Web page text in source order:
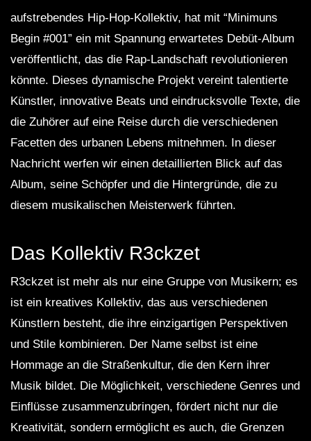
aufstrebendes Hip-Hop-Kollektiv, hat mit “Minimuns
Begin #001” ein mit Spannung erwartetes Debüt-Album
veröffentlicht, das die Rap-Landschaft revolutionieren
könnte. Dieses dynamische Projekt vereint talentierte
Künstler, innovative Beats und eindrucksvolle Texte, die
die Zuhörer auf eine Reise durch die verschiedenen
Facetten des urbanen Lebens mitnehmen. In dieser
Nachricht werfen wir einen detaillierten Blick auf das
Album, seine Schöpfer und die Hintergründe, die zu
diesem musikalischen Meisterwerk führten.
Das Kollektiv R3ckzet
R3ckzet ist mehr als nur eine Gruppe von Musikern; es
ist ein kreatives Kollektiv, das aus verschiedenen
Künstlern besteht, die ihre einzigartigen Perspektiven
und Stile kombinieren. Der Name selbst ist eine
Hommage an die Straßenkultur, die den Kern ihrer
Musik bildet. Die Möglichkeit, verschiedene Genres und
Einflüsse zusammenzubringen, fördert nicht nur die
Kreativität, sondern ermöglicht es auch, die Grenzen